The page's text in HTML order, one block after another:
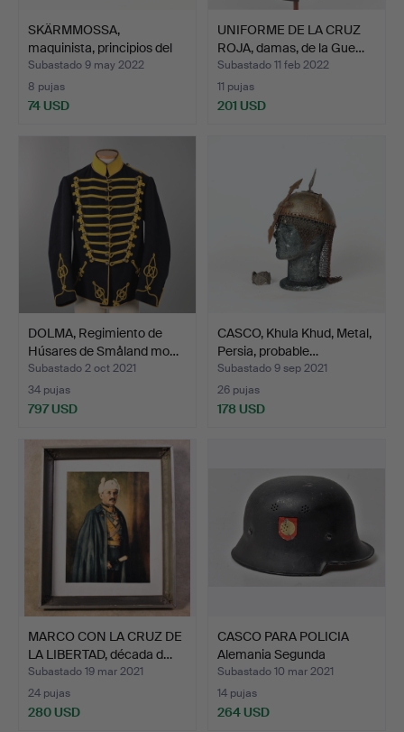
SKÄRMMOSSA,
maquinista, principios del
sig…
Subastado 9 may 2022
8 pujas
74 USD
UNIFORME DE LA CRUZ
ROJA, damas, de la Gue…
Subastado 11 feb 2022
11 pujas
201 USD
DOLMA, Regimiento de
Húsares de Småland mo…
Subastado 2 oct 2021
34 pujas
797 USD
CASCO, Khula Khud, Metal,
Persia, probable…
Subastado 9 sep 2021
26 pujas
178 USD
MARCO CON LA CRUZ DE
LA LIBERTAD, década d…
Subastado 19 mar 2021
24 pujas
280 USD
CASCO PARA POLICIA
Alemania Segunda
Guerra…
Subastado 10 mar 2021
14 pujas
264 USD